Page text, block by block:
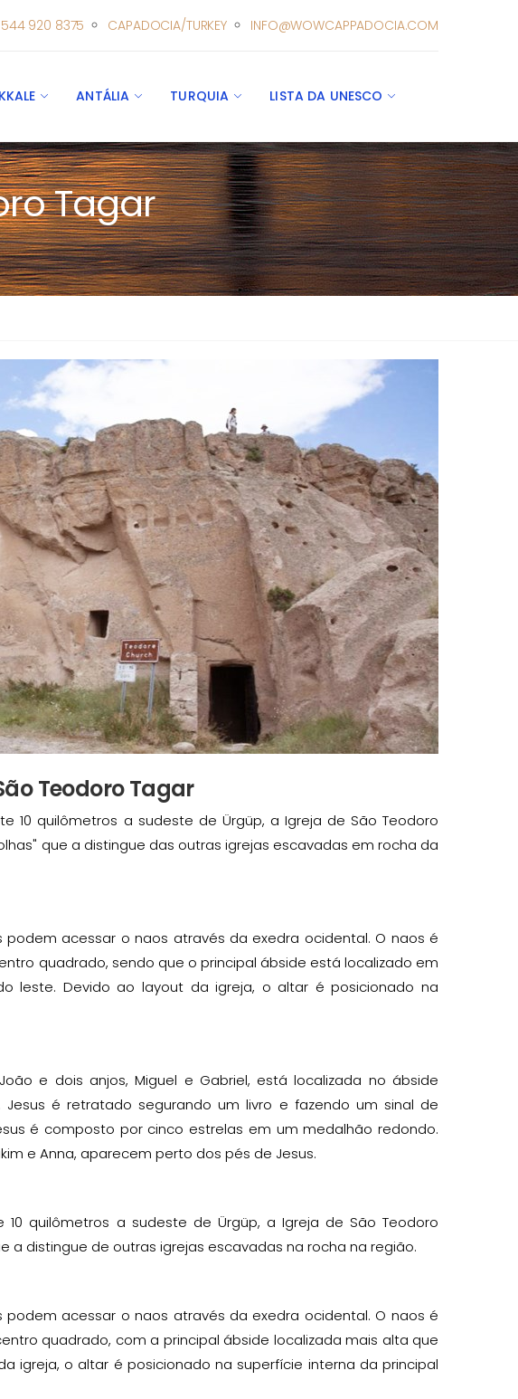
544 920 8375 CAPADOCIA/TURKEY INFO@WOWCAPPADOCIA.COM
ANTÁLIA TURQUIA LISTA DA UNESCO
Tagar
Teodoro Tagar
10 quilômetros a sudeste de Ürgüp, a Igreja de São Teodoro
que a distingue das outras igrejas escavadas em rocha da
acessar o naos através da exedra ocidental. O naos é
quadrado, sendo que o principal ábside está localizado em
leste. Devido ao layout da igreja, o altar é posicionado na
e dois anjos, Miguel e Gabriel, está localizada no ábside
é retratado segurando um livro e fazendo um sinal de
é composto por cinco estrelas em um medalhão redondo.
e Anna, aparecem perto dos pés de Jesus.
10 quilômetros a sudeste de Ürgüp, a Igreja de São Teodoro
a distingue de outras igrejas escavadas na rocha na região.
acessar o naos através da exedra ocidental. O naos é
quadrado, com a principal ábside localizada mais alta que
igreja, o altar é posicionado na superfície interna da principal